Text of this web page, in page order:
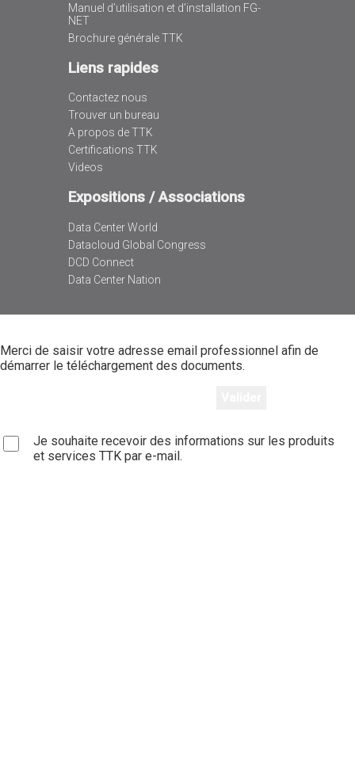
Manuel d’utilisation et d’installation FG-
NET
Brochure générale TTK
Liens rapides
Contactez nous
Trouver un bureau
A propos de TTK
Certifications TTK
Videos
Expositions / Associations
Data Center World
Datacloud Global Congress
DCD Connect
Data Center Nation
Merci de saisir votre adresse email professionnel afin de
démarrer le téléchargement des documents.
Je souhaite recevoir des informations sur les produits
et services TTK par e-mail.